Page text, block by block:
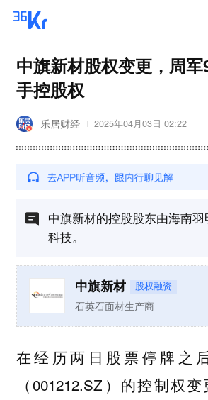
中旗新材股权变更，周
手控股权
乐居财经 2025年04月03日 02:22
中旗新材的控股股东由海南
科技。
中旗新材 股权融资
石英石面材生产商
在经历两日股票停牌之
（001212.SZ）的控制权